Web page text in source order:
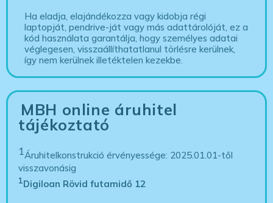
Ha eladja, elajándékozza vagy kidobja régi
laptopját, pendrive-ját vagy más adattárolóját, ez a
kód használata garantálja, hogy személyes adatai
véglegesen, visszaállíthatatlanul törlésre kerülnek,
így nem kerülnek illetéktelen kezekbe.
MBH online áruhitel
tájékoztató
1Áruhitelkonstrukció érvényessége: 2025.01.01-től
visszavonásig
1Digiloan Rövid futamidő 12